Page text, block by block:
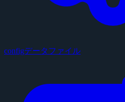
configデータファイル